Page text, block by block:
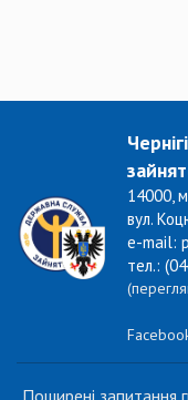
14000,
вул.
e-mail:
тел.:
Поширені запитання